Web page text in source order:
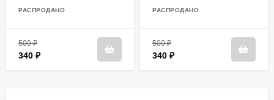
РАСПРОДАНО
500₽
340 ₽
РАСПРОДАНО
500₽
340 ₽